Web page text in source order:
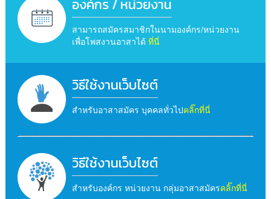
องค์กร / หน่วยงาน
สามารถสมัครสมาชิกในนามองค์กร/หน่วยงาน
เพื่อโพสงานอาสาได้ ที่นี่
วิธีใช้งานเว็บไซต์
สำหรับอาสาสมัคร บุคคลทั่วไปคลิ๊กที่นี่
วิธีใช้งานเว็บไซต์
สำหรับองค์กร หน่วยงาน กลุ่มอาสาสมัครคลิ๊กที่นี่